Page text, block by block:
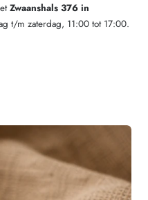
Zwaanshals 376 in
t/m zaterdag, 11:00 tot 17:00.